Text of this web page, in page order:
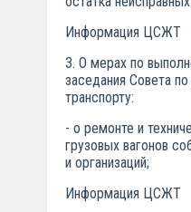
Информация ЦСЖТ
3. О мерах по
заседания Совета
транспорту:
- о ремонте и
грузовых вагонов
и организаций;
Информация ЦСЖТ